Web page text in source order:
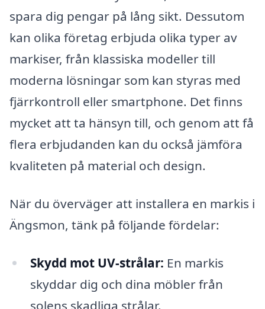
spara dig pengar på lång sikt. Dessutom
kan olika företag erbjuda olika typer av
markiser, från klassiska modeller till
moderna lösningar som kan styras med
fjärrkontroll eller smartphone. Det finns
mycket att ta hänsyn till, och genom att få
flera erbjudanden kan du också jämföra
kvaliteten på material och design.
När du överväger att installera en markis i
Ängsmon, tänk på följande fördelar:
Skydd mot UV-strålar: En markis
skyddar dig och dina möbler från
solens skadliga strålar.